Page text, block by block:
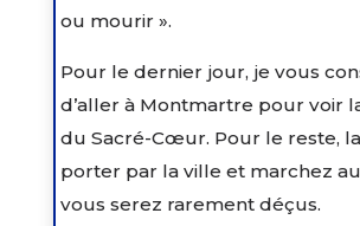
ou mourir ».
Pour le dernier jour, je vous
d’aller à Montmartre pour voir
du Sacré-Cœur. Pour le reste,
porter par la ville et marchez
vous serez rarement déçus.